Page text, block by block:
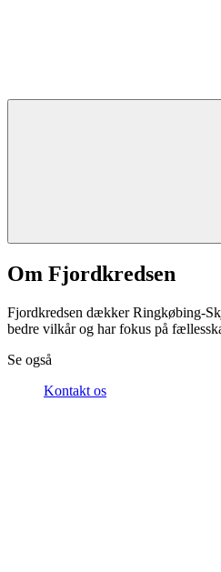
Om Fjordkredsen
Fjordkredsen dækker Ringkøbing-
bedre vilkår og har fokus på
Se også
Kontakt os